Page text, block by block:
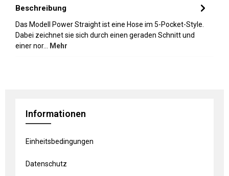
Beschreibung
Das Modell Power Straight ist eine Hose im 5-Pocket-Style.
Dabei zeichnet sie sich durch einen geraden Schnitt und
einer nor…
Mehr
Informationen
Einheitsbedingungen
Datenschutz